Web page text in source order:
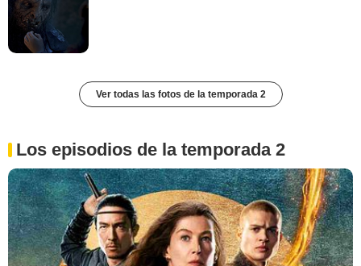
Ver todas las fotos de la temporada 2
Los episodios de la temporada 2